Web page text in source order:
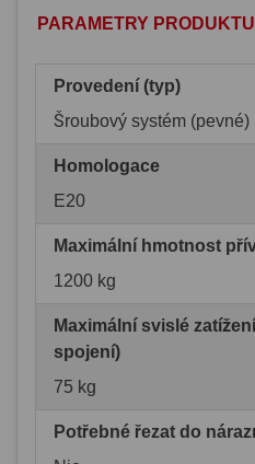
PARAMETRY PRODUKTU
Provedení (typ)
Šroubový systém (pevné)
Homologace
E20
Maximální hmotnost
1200 kg
Maximální svislé
spojení)
75 kg
Potřebné řezat do